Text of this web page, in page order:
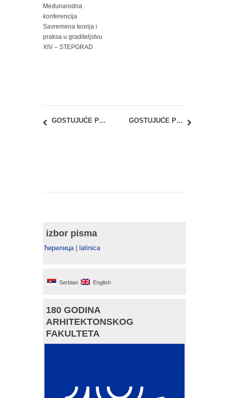
Međunarodna
konferencija
Savremena teorija i
praksa u graditeljstvu
XIV – STEPGRAD
GOSTUJUĆE PREDAVANJE – Agnese Purgatorio (Agnese Purgatorio) GOSTUJUĆE PREDAVANJE: „Graditeljsko nasleđe – prepoznati, shvatiti, očuvati“ Estela Radonjić Živkov
izbor pisma
ћирилица latinica
Serbian English
180 GODINA
ARHITEKTONSKOG
FAKULTETA